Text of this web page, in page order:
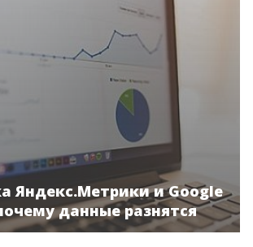
Яндекс.Метрики и Google
данные разнятся